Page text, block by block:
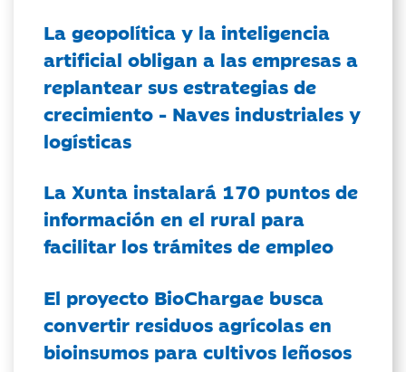
La geopolítica y la inteligencia
artificial obligan a las empresas a
replantear sus estrategias de
crecimiento - Naves industriales y
logísticas
La Xunta instalará 170 puntos de
información en el rural para
facilitar los trámites de empleo
El proyecto BioChargae busca
convertir residuos agrícolas en
bioinsumos para cultivos leñosos